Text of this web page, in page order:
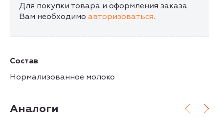
Для покупки товара и оформления заказа
Вам необходимо авторизоваться.
Состав
Нормализованное молоко
Аналоги